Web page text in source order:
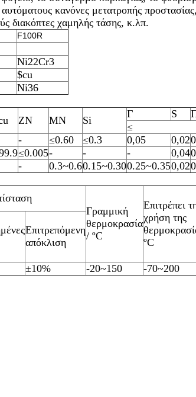
κανόνες μετατροπής
διακόπτες χαμηλής τάσης, κ.λπ.
F100R
Ni22Cr3
$cu
Ni36
ZN ΜΝ Si
Γ S
≤
- ≤0.60 ≤0.3 0,05 0,02
≤0.005- - - 0,04
- 0.3~0.60.15~0.300.25~0.350,02
Γραμμική
θερμοκρασία
/ ºC
Επιτρέπει
χρήση της
ºC
Επιτρεπόμενη
απόκλιση
±10% -20~150 -70~200